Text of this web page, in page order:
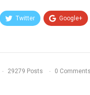
Twitter Google+
29279 Posts 0 Comments